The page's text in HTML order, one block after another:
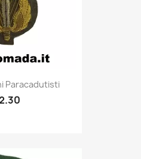
view
Paracadutisti